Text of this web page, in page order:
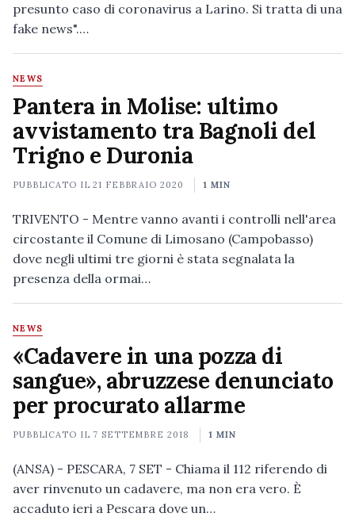
presunto caso di coronavirus a Larino. Si tratta di una
fake news".…
NEWS
Pantera in Molise: ultimo
avvistamento tra Bagnoli del
Trigno e Duronia
PUBBLICATO IL21 FEBBRAIO 2020 1 MIN
TRIVENTO - Mentre vanno avanti i controlli nell'area
circostante il Comune di Limosano (Campobasso)
dove negli ultimi tre giorni è stata segnalata la
presenza della ormai…
NEWS
«Cadavere in una pozza di
sangue», abruzzese denunciato
per procurato allarme
PUBBLICATO IL 7 SETTEMBRE 2018 1 MIN
(ANSA) - PESCARA, 7 SET - Chiama il 112 riferendo di
aver rinvenuto un cadavere, ma non era vero. È
accaduto ieri a Pescara dove un…